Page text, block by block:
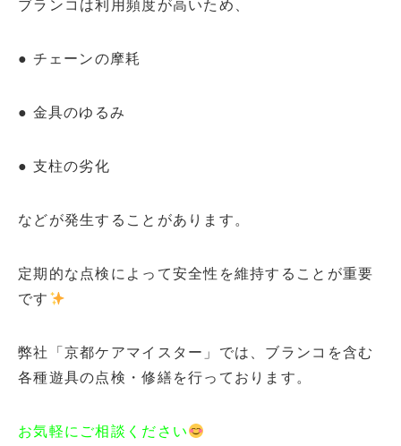
ブランコは利用頻度が高いため、
● チェーンの摩耗
● 金具のゆるみ
● 支柱の劣化
などが発生することがあります。
定期的な点検によって安全性を維持することが重要
です
弊社「京都ケアマイスター」では、ブランコを含む
各種遊具の点検・修繕を行っております。
お気軽にご相談ください